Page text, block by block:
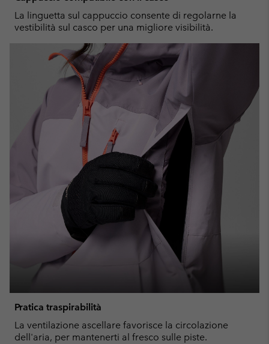
La linguetta sul cappuccio consente di regolarne la
vestibilità sul casco per una migliore visibilità.
Pratica traspirabilità
La ventilazione ascellare favorisce la circolazione
dell'aria, per mantenerti al fresco sulle piste.